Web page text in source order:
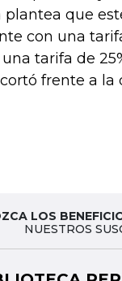
plantea que
con una
tarifa de
frente a
LOS
NUESTROS